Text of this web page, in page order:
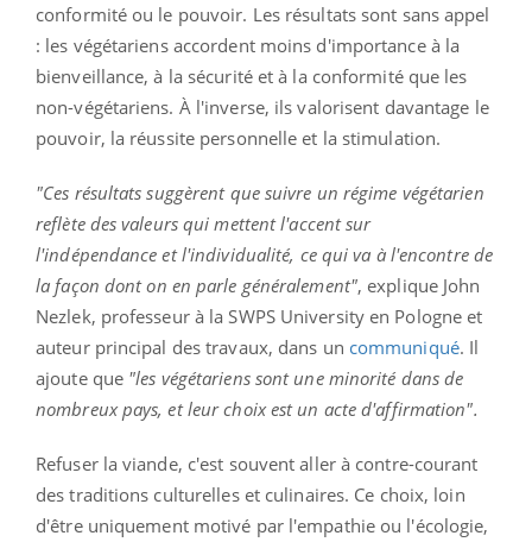
conformité ou le pouvoir. Les résultats sont sans appel
: les végétariens accordent moins d'importance à la
bienveillance, à la sécurité et à la conformité que les
non-végétariens. À l'inverse, ils valorisent davantage le
pouvoir, la réussite personnelle et la stimulation.
"Ces résultats suggèrent que suivre un régime végétarien
reflète des valeurs qui mettent l'accent sur
l'indépendance et l'individualité, ce qui va à l'encontre de
la façon dont on en parle généralement", explique John
Nezlek, professeur à la SWPS University en Pologne et
auteur principal des travaux, dans un communiqué. Il
ajoute que "les végétariens sont une minorité dans de
nombreux pays, et leur choix est un acte d'affirmation".
Refuser la viande, c'est souvent aller à contre-courant
des traditions culturelles et culinaires. Ce choix, loin
d'être uniquement motivé par l'empathie ou l'écologie,